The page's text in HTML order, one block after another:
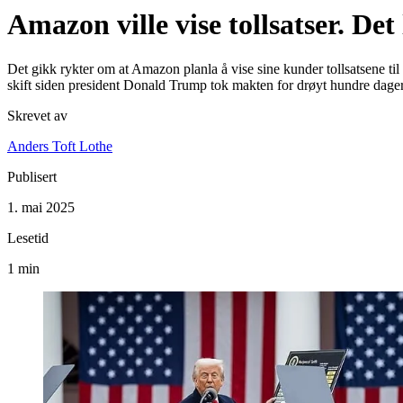
Amazon ville vise tollsatser.
Det gikk rykter om at Amazon planla å vise sine kunder tollsatsene
skift siden president Donald Trump tok makten for drøyt hundre
Skrevet av
Anders Toft Lothe
Publisert
1. mai 2025
Lesetid
1 min